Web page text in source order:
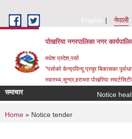
English
नेपाली
पोखरिया नगरपालिका नगर
मधेश प्रदेश,पर्सा
"पर्साको केन्द्रविन्दु प्रचुर बिकासका
स्वास्थ्य,सुन्दर,हराभरा पोखरिया
समाचार Notice health
You are here
Home » Notice tender